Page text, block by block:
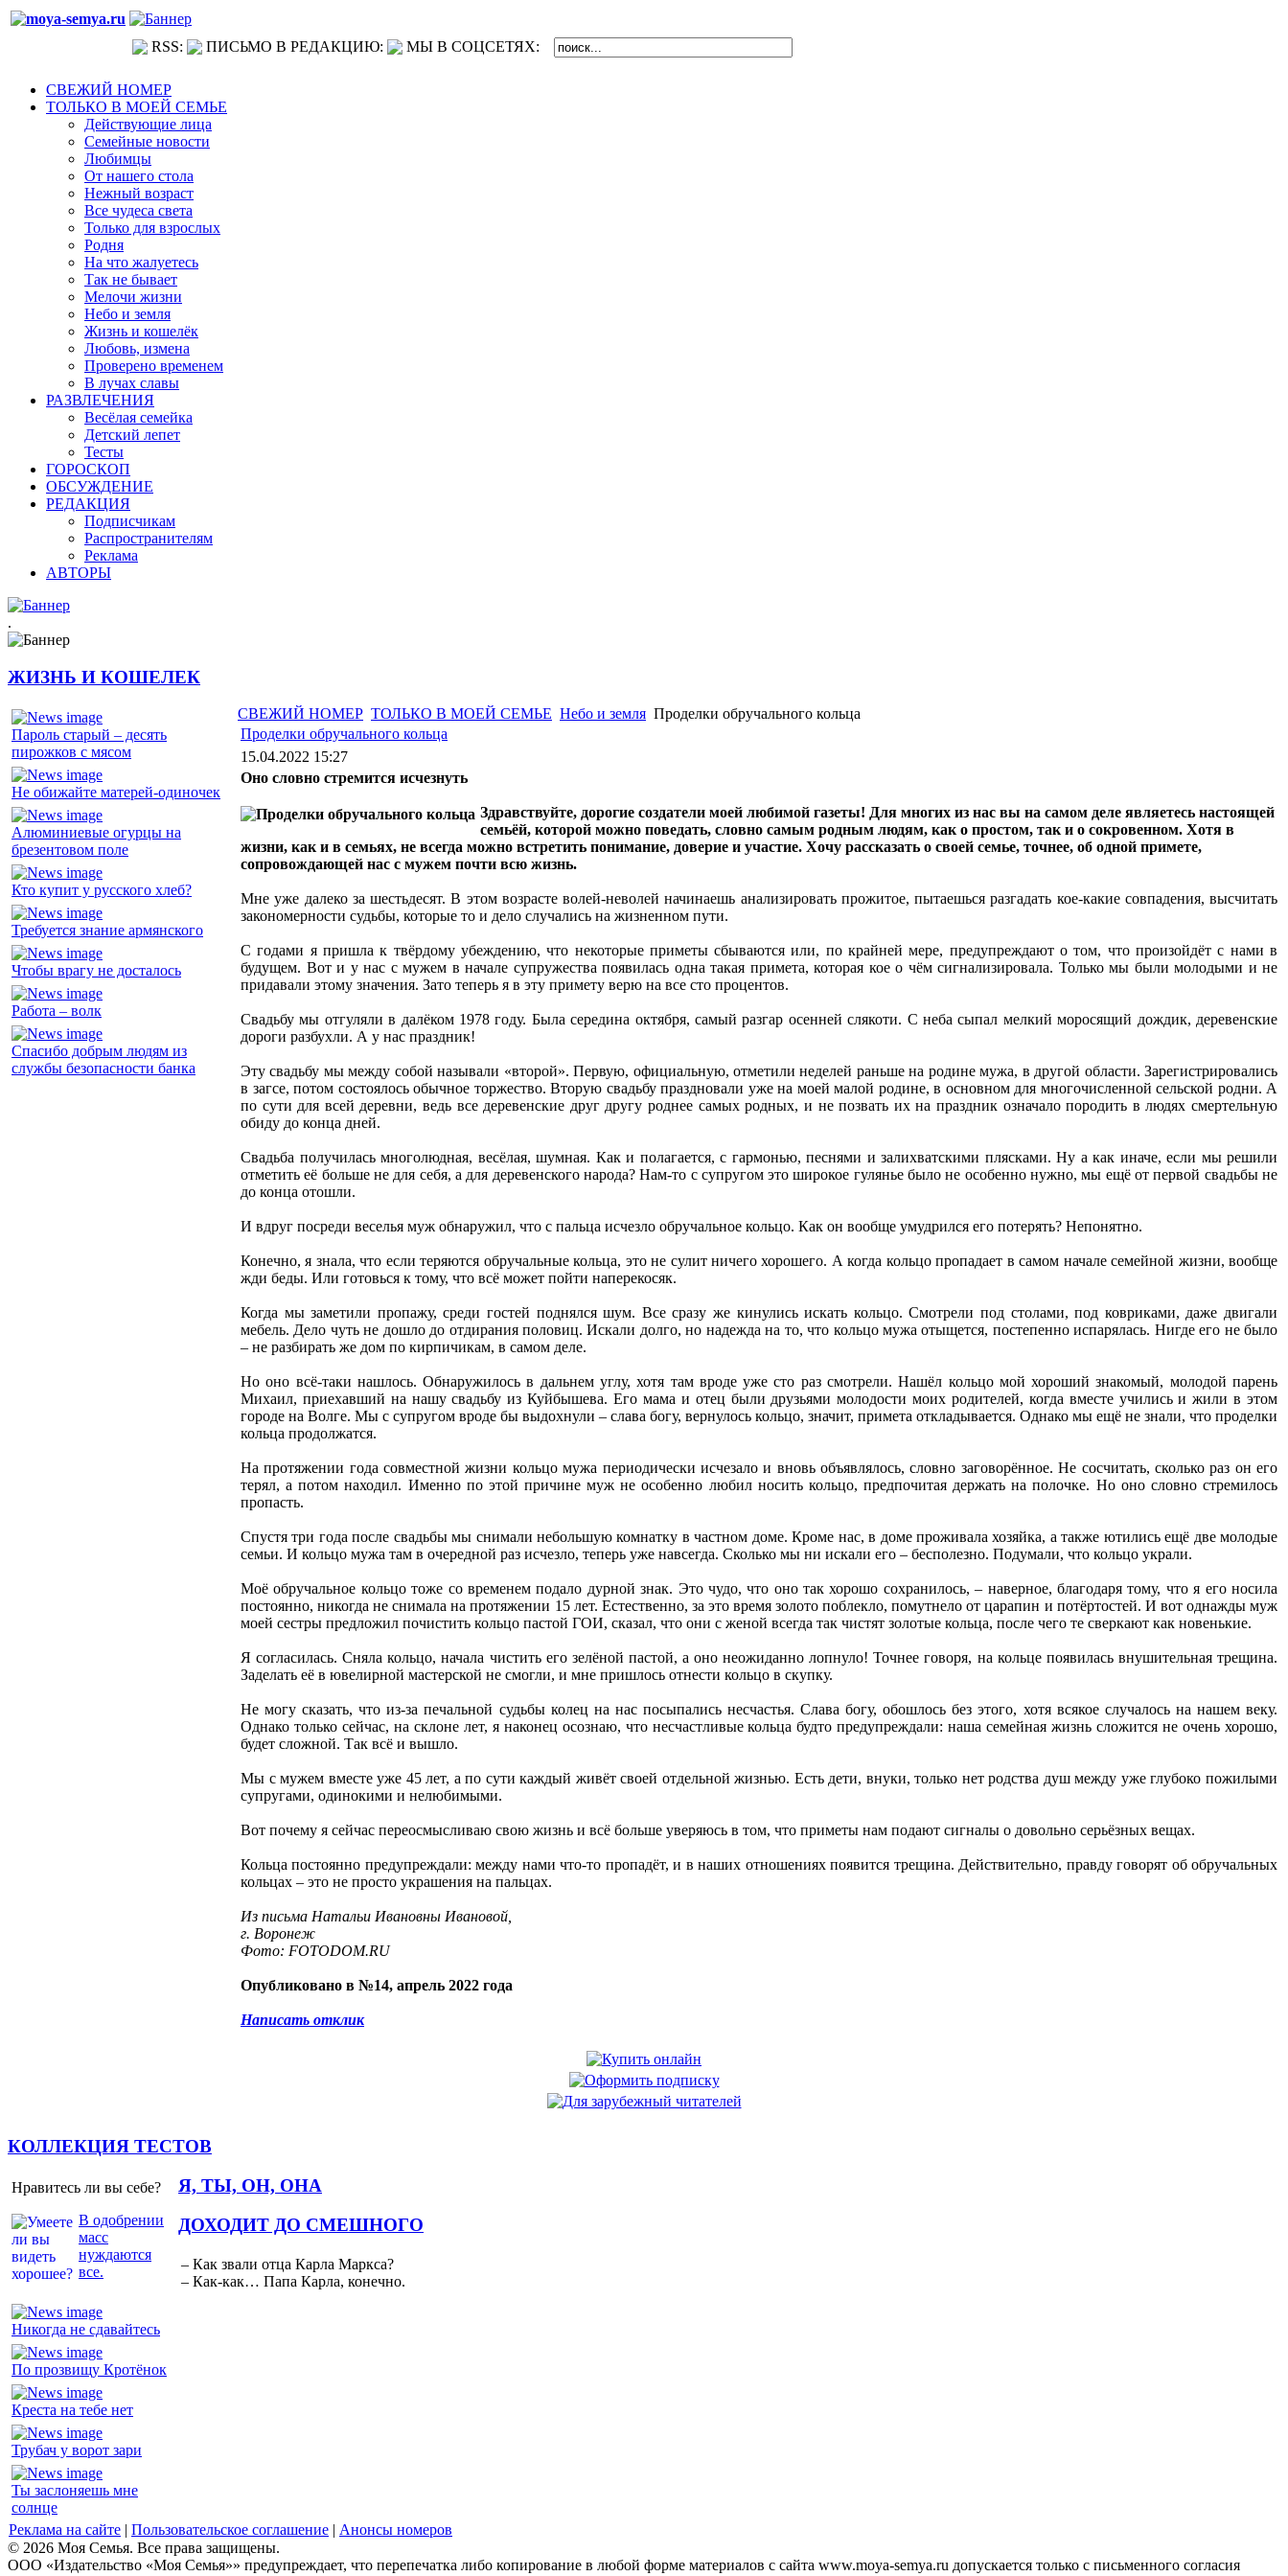
RSS: ПИСЬМО В РЕДАКЦИЮ: МЫ В СОЦСЕТЯХ:
СВЕЖИЙ НОМЕР
ТОЛЬКО В МОЕЙ СЕМЬЕ
Действующие лица
Семейные новости
Любимцы
От нашего стола
Нежный возраст
Все чудеса света
Только для взрослых
Родня
На что жалуетесь
Так не бывает
Мелочи жизни
Небо и земля
Жизнь и кошелёк
Любовь, измена
Проверено временем
В лучах славы
РАЗВЛЕЧЕНИЯ
Весёлая семейка
Детский лепет
Тесты
ГОРОСКОП
ОБСУЖДЕНИЕ
РЕДАКЦИЯ
Подписчикам
Распространителям
Реклама
АВТОРЫ
.
ЖИЗНЬ И КОШЕЛЕК
Пароль старый – десять
пирожков с мясом
Не обижайте матерей-одиночек
Алюминиевые огурцы на
брезентовом поле
Кто купит у русского хлеб?
Требуется знание армянского
Чтобы врагу не досталось
Работа – волк
Спасибо добрым людям из
службы безопасности банка
СВЕЖИЙ НОМЕР ТОЛЬКО В МОЕЙ СЕМЬЕ Небо и земля Проделки обручального кольца
Проделки обручального кольца
15.04.2022 15:27
Оно словно стремится исчезнуть
Здравствуйте, дорогие создатели моей любимой газеты! Для многих из нас вы на самом деле являетесь настоящей
семьёй, которой можно поведать, словно самым родным людям, как о простом, так и о сокровенном. Хотя в
жизни, как и в семьях, не всегда можно встретить понимание, доверие и участие. Хочу рассказать о своей семье, точнее, об одной примете,
сопровождающей нас с мужем почти всю жизнь.
Мне уже далеко за шестьдесят. В этом возрасте волей-неволей начинаешь анализировать прожитое, пытаешься разгадать кое-какие совпадения, высчитать
закономерности судьбы, которые то и дело случались на жизненном пути.
С годами я пришла к твёрдому убеждению, что некоторые приметы сбываются или, по крайней мере, предупреждают о том, что произойдёт с нами в
будущем. Вот и у нас с мужем в начале супружества появилась одна такая примета, которая кое о чём сигнализировала. Только мы были молодыми и не
придавали этому значения. Зато теперь я в эту примету верю на все сто процентов.
Свадьбу мы отгуляли в далёком 1978 году. Была середина октября, самый разгар осенней слякоти. С неба сыпал мелкий моросящий дождик, деревенские
дороги разбухли. А у нас праздник!
Эту свадьбу мы между собой называли «второй». Первую, официальную, отметили неделей раньше на родине мужа, в другой области. Зарегистрировались
в загсе, потом состоялось обычное торжество. Вторую свадьбу праздновали уже на моей малой родине, в основном для многочисленной сельской родни. А
по сути для всей деревни, ведь все деревенские друг другу роднее самых родных, и не позвать их на праздник означало породить в людях смертельную
обиду до конца дней.
Свадьба получилась многолюдная, весёлая, шумная. Как и полагается, с гармонью, песнями и залихватскими плясками. Ну а как иначе, если мы решили
отметить её больше не для себя, а для деревенского народа? Нам-то с супругом это широкое гулянье было не особенно нужно, мы ещё от первой свадьбы не
до конца отошли.
И вдруг посреди веселья муж обнаружил, что с пальца исчезло обручальное кольцо. Как он вообще умудрился его потерять? Непонятно.
Конечно, я знала, что если теряются обручальные кольца, это не сулит ничего хорошего. А когда кольцо пропадает в самом начале семейной жизни, вообще
жди беды. Или готовься к тому, что всё может пойти наперекосяк.
Когда мы заметили пропажу, среди гостей поднялся шум. Все сразу же кинулись искать кольцо. Смотрели под столами, под ковриками, даже двигали
мебель. Дело чуть не дошло до отдирания половиц. Искали долго, но надежда на то, что кольцо мужа отыщется, постепенно испарялась. Нигде его не было
– не разбирать же дом по кирпичикам, в самом деле.
Но оно всё-таки нашлось. Обнаружилось в дальнем углу, хотя там вроде уже сто раз смотрели. Нашёл кольцо мой хороший знакомый, молодой парень
Михаил, приехавший на нашу свадьбу из Куйбышева. Его мама и отец были друзьями молодости моих родителей, когда вместе учились и жили в этом
городе на Волге. Мы с супругом вроде бы выдохнули – слава богу, вернулось кольцо, значит, примета откладывается. Однако мы ещё не знали, что проделки
кольца продолжатся.
На протяжении года совместной жизни кольцо мужа периодически исчезало и вновь объявлялось, словно заговорённое. Не сосчитать, сколько раз он его
терял, а потом находил. Именно по этой причине муж не особенно любил носить кольцо, предпочитая держать на полочке. Но оно словно стремилось
пропасть.
Спустя три года после свадьбы мы снимали небольшую комнатку в частном доме. Кроме нас, в доме проживала хозяйка, а также ютились ещё две молодые
семьи. И кольцо мужа там в очередной раз исчезло, теперь уже навсегда. Сколько мы ни искали его – бесполезно. Подумали, что кольцо украли.
Моё обручальное кольцо тоже со временем подало дурной знак. Это чудо, что оно так хорошо сохранилось, – наверное, благодаря тому, что я его носила
постоянно, никогда не снимала на протяжении 15 лет. Естественно, за это время золото поблекло, помутнело от царапин и потёртостей. И вот однажды муж
моей сестры предложил почистить кольцо пастой ГОИ, сказал, что они с женой всегда так чистят золотые кольца, после чего те сверкают как новенькие.
Я согласилась. Сняла кольцо, начала чистить его зелёной пастой, а оно неожиданно лопнуло! Точнее говоря, на кольце появилась внушительная трещина.
Заделать её в ювелирной мастерской не смогли, и мне пришлось отнести кольцо в скупку.
Не могу сказать, что из-за печальной судьбы колец на нас посыпались несчастья. Слава богу, обошлось без этого, хотя всякое случалось на нашем веку.
Однако только сейчас, на склоне лет, я наконец осознаю, что несчастливые кольца будто предупреждали: наша семейная жизнь сложится не очень хорошо,
будет сложной. Так всё и вышло.
Мы с мужем вместе уже 45 лет, а по сути каждый живёт своей отдельной жизнью. Есть дети, внуки, только нет родства душ между уже глубоко пожилыми
супругами, одинокими и нелюбимыми.
Вот почему я сейчас переосмысливаю свою жизнь и всё больше уверяюсь в том, что приметы нам подают сигналы о довольно серьёзных вещах.
Кольца постоянно предупреждали: между нами что-то пропадёт, и в наших отношениях появится трещина. Действительно, правду говорят об обручальных
кольцах – это не просто украшения на пальцах.
Из письма Натальи Ивановны Ивановой,
г. Воронеж
Фото: FOTODOM.RU
Опубликовано в №14, апрель 2022 года
Написать отклик
КОЛЛЕКЦИЯ ТЕСТОВ
Нравитесь ли вы себе?
В одобрении
масс
нуждаются
все.
Я, ТЫ, ОН, ОНА
Никогда не сдавайтесь
По прозвищу Кротёнок
Креста на тебе нет
Трубач у ворот зари
Ты заслоняешь мне
солнце
ДОХОДИТ ДО СМЕШНОГО
– Как звали отца Карла Маркса?
– Как-как… Папа Карла, конечно.
Реклама на сайте | Пользовательское соглашение | Анонсы номеров
© 2026 Моя Семья. Все права защищены.
ООО «Издательство «Моя Семья»» предупреждает, что перепечатка либо копирование в любой форме материалов с сайта www.moya-semya.ru допускается только с письменного согласия